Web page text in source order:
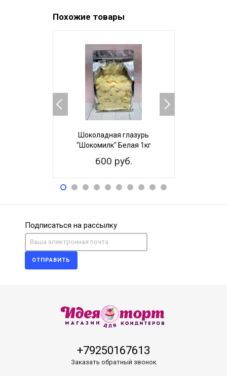
Похожие товары
Шоколадная глазурь
"Шокомилк" Белая 1кг
600 руб.
Подписаться на рассылку
ОТПРАВИТЬ
+79250167613
Заказать обратный звонок